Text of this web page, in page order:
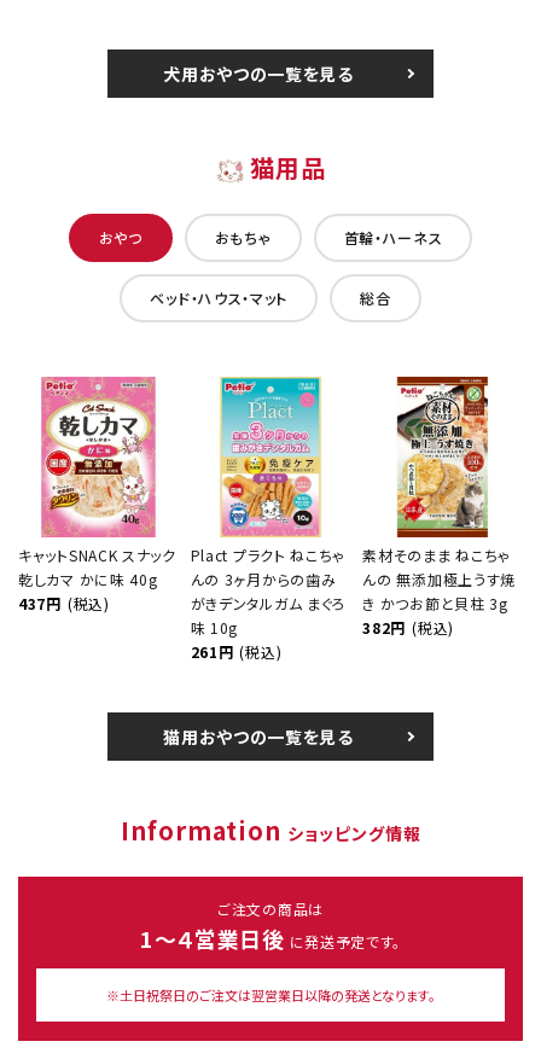
犬用おやつの一覧を見る
猫用品
おやつ おもちゃ 首輪・ハーネス
ベッド・ハウス・マット 総合
キャットSNACK スナック
乾しカマ かに味 40g
437円 (税込)
Plact プラクト ねこちゃ
んの 3ヶ月からの歯み
がきデンタルガム まぐろ
味 10g
261円 (税込)
素材そのまま ねこちゃ
んの 無添加極上うす焼
き かつお節と貝柱 3g
382円 (税込)
猫用おやつの一覧を見る
Information ショッピング情報
ご注文の商品は
1～４営業日後 に発送予定です。
※土日祝祭日のご注文は翌営業日以降の発送となります。